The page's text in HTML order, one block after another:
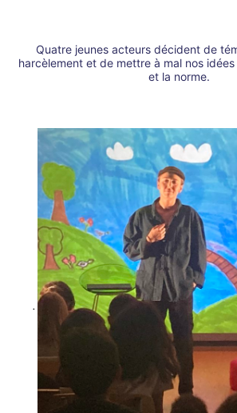
Quatre jeunes acteurs décident de
harcèlement et de mettre à mal nos idées
et la norme.
.